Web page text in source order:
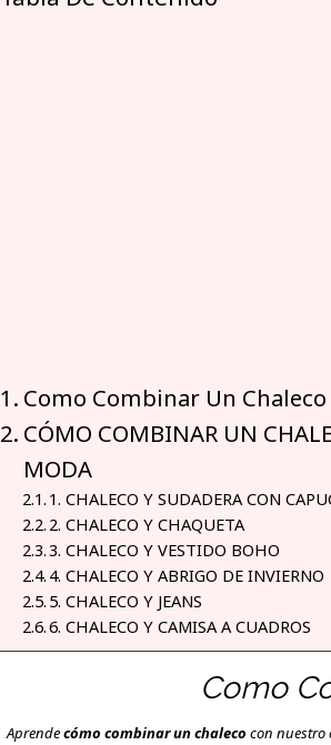
Como Combinar Un Chaleco
CÓMO COMBINAR UN
MODA
1. CHALECO Y SUDADERA CON
2. CHALECO Y CHAQUETA
3. CHALECO Y VESTIDO BOHO
4. CHALECO Y ABRIGO DE INVIERNO
5. CHALECO Y JEANS
6. CHALECO Y CAMISA A CUADROS
Como
Aprendecómo combinar un chaleco con nuestro